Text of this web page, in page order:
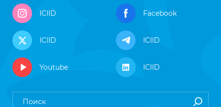
ICIID Facebook
ICIID ICIID
Youtube ICIID